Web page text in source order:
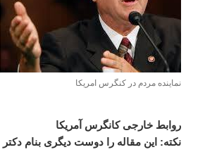
نماینده مردم در کنگرس امریکا
روابط خارجی کانگرس آمریکا
نکته: این مقاله را دوست دیگری بنام دکتر